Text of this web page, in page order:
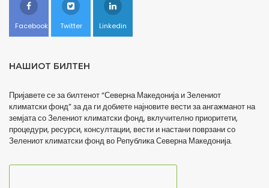
Facebook Twitter Linkedin
НАШИОТ БИЛТЕН
Пријавете се за билтенот “Северна Македонија и Зелениот
климатски фонд” за да ги добиете најновите вести за ангажманот на
земјата со Зелениот климатски фонд, вклучително приоритети,
процедури, ресурси, консултации, вести и настани поврзани со
Зелениот климатски фонд во Република Северна Македонија.